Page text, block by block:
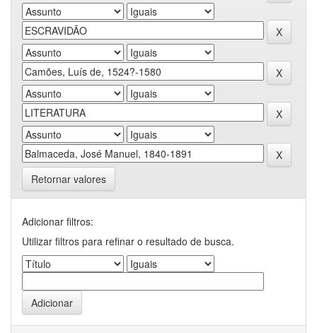
Retornar valores
Adicionar filtros:
Utilizar filtros para refinar o resultado de busca.